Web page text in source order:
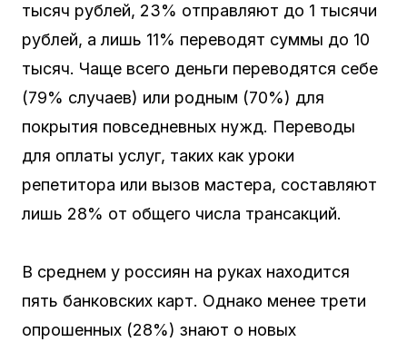
тысяч рублей, 23% отправляют до 1 тысячи
рублей, а лишь 11% переводят суммы до 10
тысяч. Чаще всего деньги переводятся себе
(79% случаев) или родным (70%) для
покрытия повседневных нужд. Переводы
для оплаты услуг, таких как уроки
репетитора или вызов мастера, составляют
лишь 28% от общего числа трансакций.
В среднем у россиян на руках находится
пять банковских карт. Однако менее трети
опрошенных (28%) знают о новых